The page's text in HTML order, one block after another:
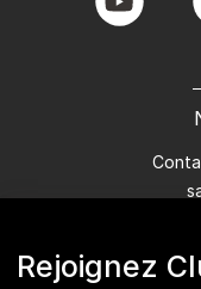
Rejoignezdu lundi
youtube